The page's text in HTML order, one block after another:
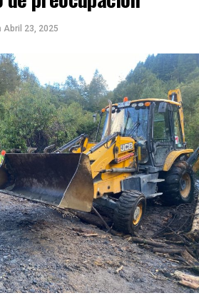
Abril 23, 2025